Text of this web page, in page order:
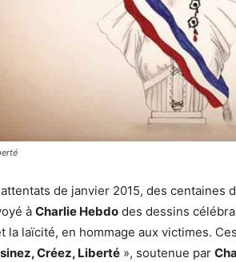
de janvier 2015, des centaines
à Charlie Hebdo des dessins
la laïcité, en hommage aux victimes.
Créez, Liberté », soutenue par